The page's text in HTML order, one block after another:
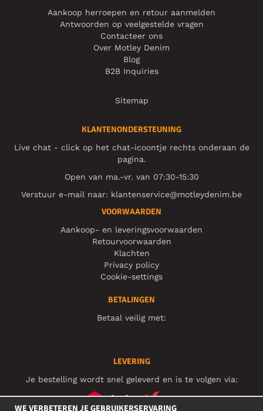
Aankoop herroepen en retour aanmelden
Antwoorden op veelgestelde vragen
Contacteer ons
Over Motley Denim
Blog
B2B Inquiries
Sitemap
KLANTENONDERSTEUNING
Live chat - click op het chat-icoontje rechts onderaan de
pagina.
Open van ma.-vr. van 07:30-15:30
Verstuur e-mail naar: klantenservice@motleydenim.be
VOORWAARDEN
Aankoop- en leveringsvoorwaarden
Retourvoorwaarden
Klachten
Privacy policy
Cookie-settings
BETALINGEN
Betaal veilig met:
LEVERING
Je bestelling wordt snel geleverd en is te volgen via:
WE VERBETEREN JE GEBRUIKERSERVARING